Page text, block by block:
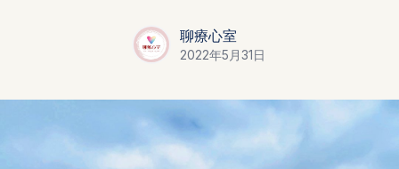
聊療心室
2022年5月31日